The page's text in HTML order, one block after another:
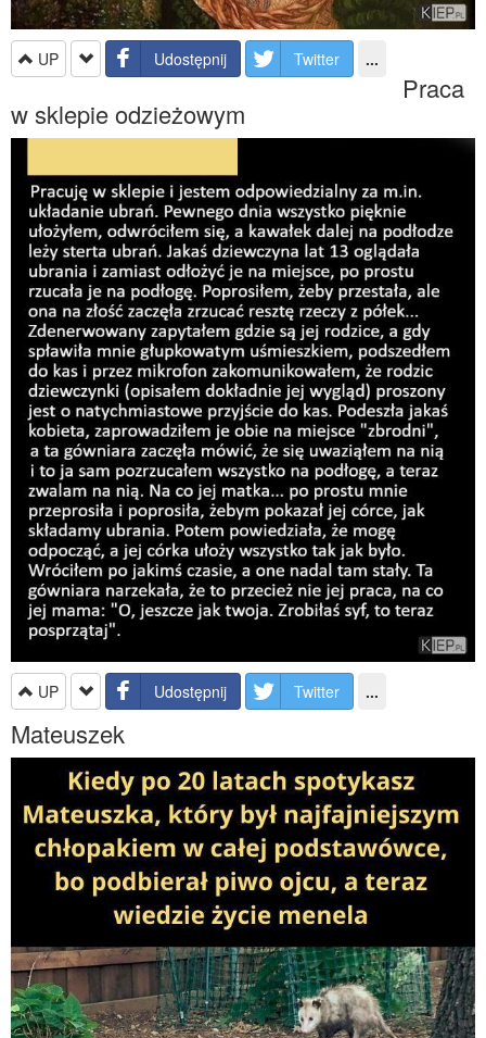
UP Udostępnij Twitter ...
Praca
w sklepie odzieżowym
UP Udostępnij Twitter ...
Mateuszek